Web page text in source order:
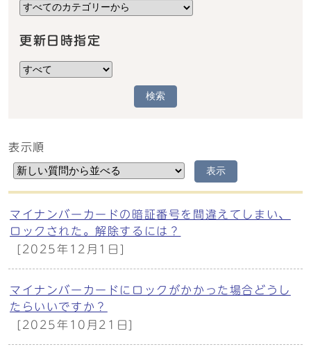
更新日時指定
検索
メインメニュー
表示順
表示
マイナンバーカードの暗証番号を間違えてしまい、
ロックされた。解除するには？
[2025年12月1日]
マイナンバーカードにロックがかかった場合どうし
たらいいですか？
[2025年10月21日]